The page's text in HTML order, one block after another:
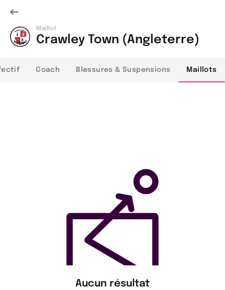
Maillot
Crawley Town (Angleterre)
Coach Blessures & Suspensions Maillots
Aucun résultat